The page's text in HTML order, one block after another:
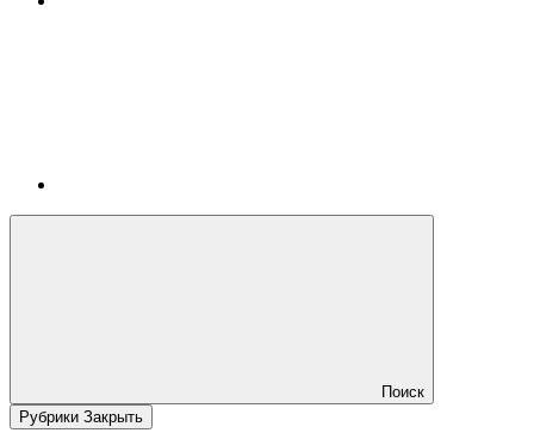
Поиск
Рубрики Закрыть